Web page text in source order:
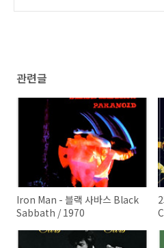
관련글
Iron Man - 블랙 사바스 Black
Sabbath / 1970